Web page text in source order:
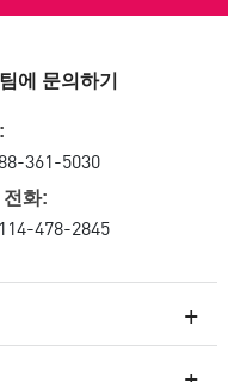
에 문의하기
361-5030
전화:
478-2845